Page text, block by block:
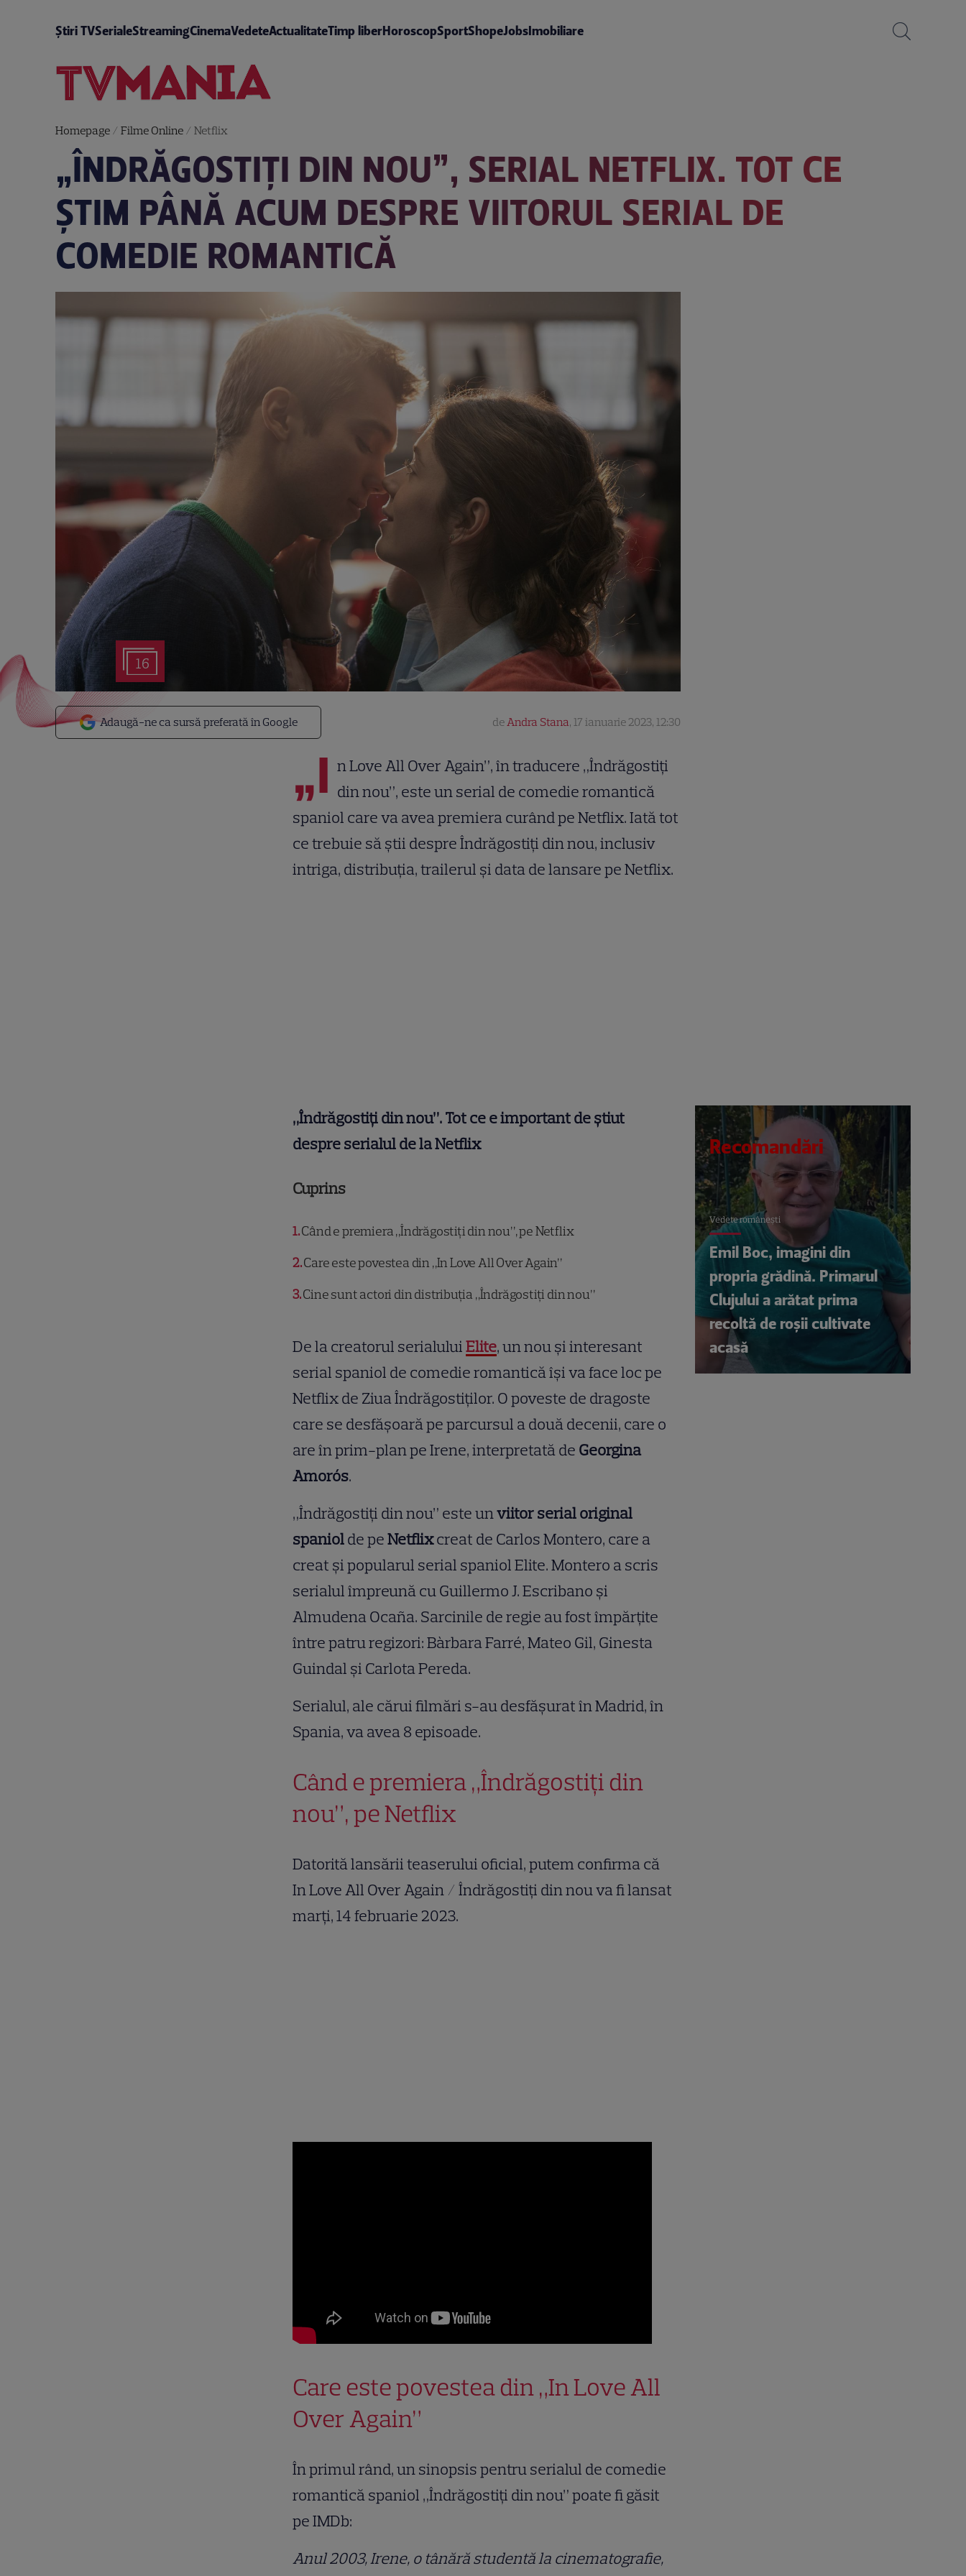
Știri TVSerialeStreamingCinemaVedeteActualitateTimp liberHoroscopSportShopeJobsImobiliare
Homepage/ Filme Online/ Netflix
„ÎNDRĂGOSTIȚI DIN NOU”, SERIAL NETFLIX. TOT CE
ȘTIM PÂNĂ ACUM DESPRE VIITORUL SERIAL DE
COMEDIE ROMANTICĂ
16
Adaugă-ne ca sursă preferată în Google deAndra Stana, 17 ianuarie 2023, 12:30
„I n Love All Over Again”, în traducere „Îndrăgostiți
din nou”, este un serial de comedie romantică
spaniol care va avea premiera curând pe Netflix. Iată tot
ce trebuie să știi despre Îndrăgostiți din nou, inclusiv
intriga, distribuția, trailerul și data de lansare pe Netflix.
„Îndrăgostiți din nou”. Tot ce e important de știut
despre serialul de la Netflix
Cuprins
1Când e premiera „Îndrăgostiți din nou”, pe Netflix
2Care este povestea din „In Love All Over Again”
3Cine sunt actori din distribuția „Îndrăgostiți din nou”
De la creatorul serialuluiElite, un nou și interesant
serial spaniol de comedie romantică își va face loc pe
Netflix de Ziua Îndrăgostiților. O poveste de dragoste
care se desfășoară pe parcursul a două decenii, care o
are în prim-plan pe Irene, interpretată de Georgina
Amorós.
„Îndrăgostiți din nou” este unviitor serial original
spaniolde peNetflixcreat de Carlos Montero, care a
creat și popularul serial spaniol Elite. Montero a scris
serialul împreună cu Guillermo J. Escribano și
Almudena Ocaña. Sarcinile de regie au fost împărțite
între patru regizori: Bàrbara Farré, Mateo Gil, Ginesta
Guindal și Carlota Pereda.
Serialul, ale cărui filmări s-au desfășurat în Madrid, în
Spania, va avea 8 episoade.
Când e premiera „Îndrăgostiți din
nou”, pe Netflix
Datorită lansării teaserului oficial, putem confirma că
In Love All Over Again / Îndrăgostiți din nou va fi lansat
marți, 14 februarie 2023.
Care este povestea din „In Love All
Over Again”
În primul rând, un sinopsis pentru serialul de comedie
romantică spaniol „Îndrăgostiți din nou” poate fi găsit
pe IMDb:
Anul 2003, Irene, o tânără studentă la cinematografie,
Recomandări
Vedete româneşti
Emil Boc, imagini din
propria grădină. Primarul
Clujului a arătat prima
recoltă de roșii cultivate
acasă